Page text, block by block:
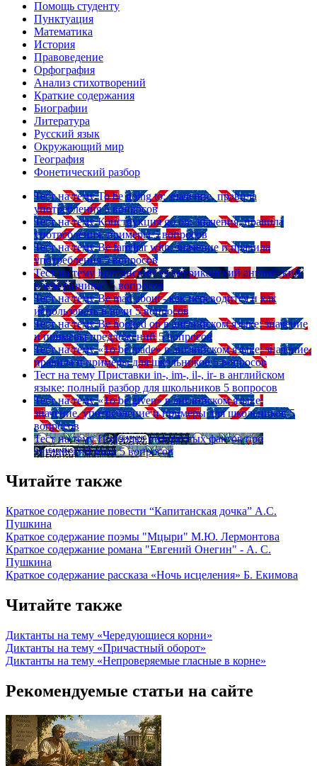
Помощь студенту
Пунктуация
Математика
История
Правоведение
Орфография
Анализ стихотворений
Краткие содержания
Биографии
Литература
Русский язык
Окружающий мир
География
Фонетический разбор
Тест на тему To be going to: значение, правила
употребления 5 вопросов
Тест на тему Конструкция go on: значения, правила
употребления, примеры 5 вопросов
Тест на тему Be familiar with: значение и правила
употребления 5 вопросов
Тест на тему Британский vs американский английский:
в чем разница? 5 вопросов
Тест на тему Be mad about - как переводится и как
использовать в речи 5 вопросов
Тест на тему Be hooked on в английском языке: значение
и примеры предложений 5 вопросов
Тест на тему «To be made» в английском языке: значение,
правила и примеры для школьников 5 вопросов
Тест на тему Приставки in-, im-, il-, ir- в английском
языке: полный разбор для школьников 5 вопросов
Тест на тему «To be given» в английском языке:
значение, употребление и примеры для школьников 5
вопросов
Тест на тему Подборка интересных фактов про
английский язык 5 вопросов
Читайте также
Краткое содержание повести “Капитанская дочка” А.С.
Пушкина
Краткое содержание поэмы "Мцыри" М.Ю. Лермонтова
Краткое содержание романа "Евгений Онегин" - А. С.
Пушкина
Краткое содержание рассказа «Ночь исцеления» Б. Екимова
Читайте также
Диктанты на тему «Чередующиеся корни»
Диктанты на тему «Причастный оборот»
Диктанты на тему «Непроверяемые гласные в корне»
Рекомендуемые статьи на сайте